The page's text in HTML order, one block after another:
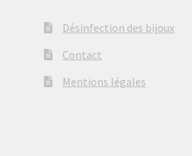
Désinfection des bijoux
Contact
Mentions légales